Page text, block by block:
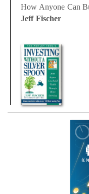
How Anyone Can
Jeff Fischer